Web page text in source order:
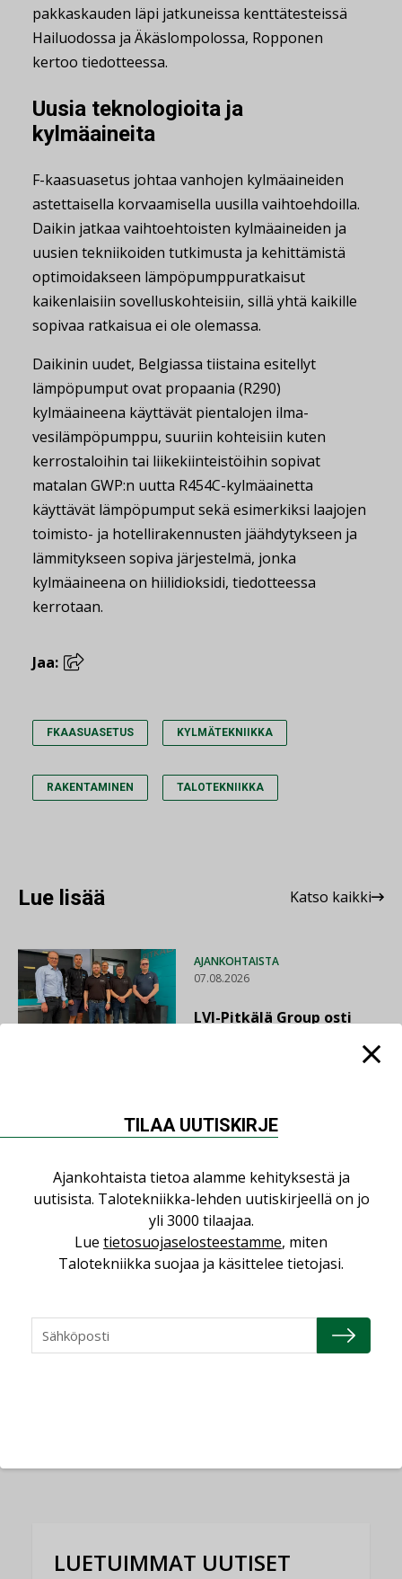
pakkaskauden läpi jatkuneissa kenttätesteissä
Hailuodossa ja Äkäslompolossa, Ropponen
kertoo tiedotteessa.
Uusia teknologioita ja
kylmäaineita
F-kaasuasetus johtaa vanhojen kylmäaineiden
astettaisella korvaamisella uusilla vaihtoehdoilla.
Daikin jatkaa vaihtoehtoisten kylmäaineiden ja
uusien tekniikoiden tutkimusta ja kehittämistä
optimoidakseen lämpöpumppuratkaisut
kaikenlaisiin sovelluskohteisiin, sillä yhtä kaikille
sopivaa ratkaisua ei ole olemassa.
Daikinin uudet, Belgiassa tiistaina esitellyt
lämpöpumput ovat propaania (R290)
kylmäaineena käyttävät pientalojen ilma-
vesilämpöpumppu, suuriin kohteisiin kuten
kerrostaloihin tai liikekiinteistöihin sopivat
matalan GWP:n uutta R454C-kylmäainetta
käyttävät lämpöpumput sekä esimerkiksi laajojen
toimisto- ja hotellirakennusten jäähdytykseen ja
lämmitykseen sopiva järjestelmä, jonka
kylmäaineena on hiilidioksidi, tiedotteessa
kerrotaan.
Jaa:
FKAASUASETUS KYLMÄTEKNIIKKA
RAKENTAMINEN TALOTEKNIIKKA
Lue lisää Katso kaikki
AJANKOHTAISTA
07.08.2026
LVI-Pitkälä Group osti
LEHDEN ARTIKKELIT
06.08.2026
Puutteellinen eristys
lisää lämpöhäviöitä
Sähköistyminen kasvaa
voimakkaasti: ”Tulevat
LUETUIMMAT UUTISET
TILAA UUTISKIRJE
Ajankohtaista tietoa alamme kehityksestä ja
uutisista. Talotekniikka-lehden uutiskirjeellä on jo
yli 3000 tilaajaa.
Lue tietosuojaselosteestamme, miten
Talotekniikka suojaa ja käsittelee tietojasi.